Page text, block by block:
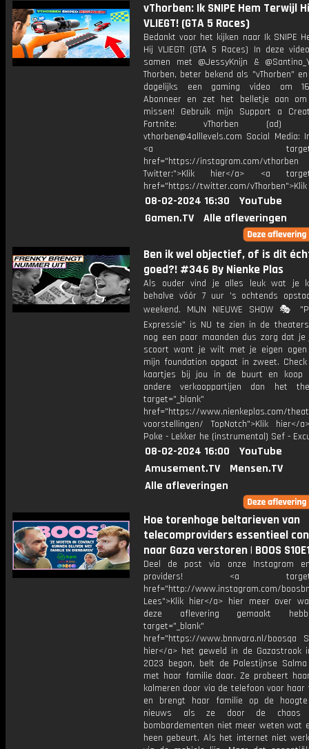
vThorben: Ik SNIPE Hem Terwijl
VLIEGT! (GTA 5 Races)
Bedankt voor het kijken naar Ik SNIPE
Hij VLIEGT! (GTA 5 Races) In deze
samen met @JessyKnijn &
Thorben, beter bekend als "vThorben"
dagelijks een gaming video om
Abonneer en zet het belletje aan
missen! Gebruik mijn Support a
Fortnite: vThorben (ad)
vthorben@4alllevels.com Social Media:
<a
href="https://instagram.com/vthorben
Twitter:">Klik hier</a> <a
href="https://twitter.com/
08-02-2024 16:30
YouTube
Gamen.TV
Alle afleveringen
Ben ik wel objectief, of is dit
goed?! #346 By Nienke Plas
Als ouder vind je alles leuk wat je
behalve vóór 7 uur 's ochtends
weekend. MIJN NIEUWE SHOW 🎭
Expressie" is NU te zien in de
nog een paar maanden dus zorg dat
scoort want je wilt met je eigen ogen
mijn foundation opgaat in zweet.
kaartjes bij jou in de buurt en koop
andere verkooppartijen dan het
target="_blank"
href="https://www.nienkeplas.com/
voorstellingen/ TopNotch">Klik hier</
Poke - Lekker he (instrumental) Sef -
08-02-2024 16:00
YouTube
Amusement.TV
Mensen.TV
Alle afleveringen
Hoe torenhoge beltarieven van
telecomproviders essentieel
naar Gaza verstoren | BOOS
Deel de post via onze Instagram
providers! <a
href="http://www.instagram.com/
Lees">Klik hier</a> hier meer over
deze aflevering gemaakt
target="_blank"
href="https://www.bnnvara.nl/boosqa
hier</a> het geweld in de Gazastrook
2023 begon, belt de Palestijnse
met haar familie daar. Ze probeert
kalmeren door via de telefoon voor haar
en brengt haar familie op de
nieuws als ze door de chaos
bombardementen niet meer weten wat
heen gebeurt. Als het internet niet